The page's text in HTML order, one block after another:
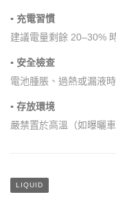
▪ 充電習慣
建議電量剩餘 20–30%
▪ 安全檢查
電池腫脹、過熱或漏液
▪ 存放環境
嚴禁置於高溫（如曝曬
LIQUID